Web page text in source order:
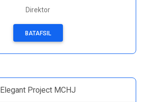
Direktor
BATAFSIL
Elegant Project MCHJ